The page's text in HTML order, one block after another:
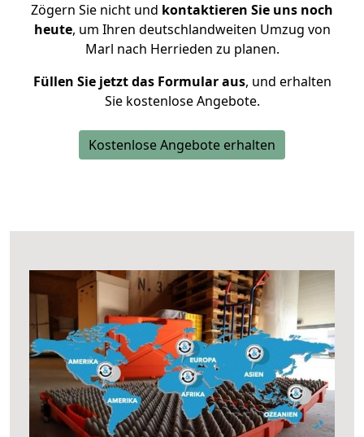
Zögern Sie nicht und kontaktieren Sie uns noch
heute, um Ihren deutschlandweiten Umzug von
Marl nach Herrieden zu planen.
Füllen Sie jetzt das Formular aus, und erhalten
Sie kostenlose Angebote.
Kostenlose Angebote erhalten